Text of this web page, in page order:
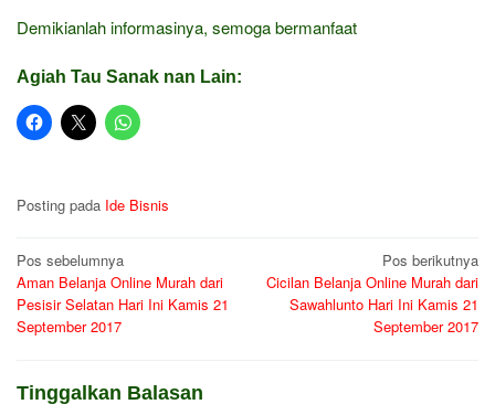
Demikianlah informasinya, semoga bermanfaat
Agiah Tau Sanak nan Lain:
Posting pada Ide Bisnis
Navigasi
pos
Pos sebelumnya
Aman Belanja Online Murah dari
Pesisir Selatan Hari Ini Kamis 21
September 2017
Pos berikutnya
Cicilan Belanja Online Murah dari
Sawahlunto Hari Ini Kamis 21
September 2017
Tinggalkan Balasan